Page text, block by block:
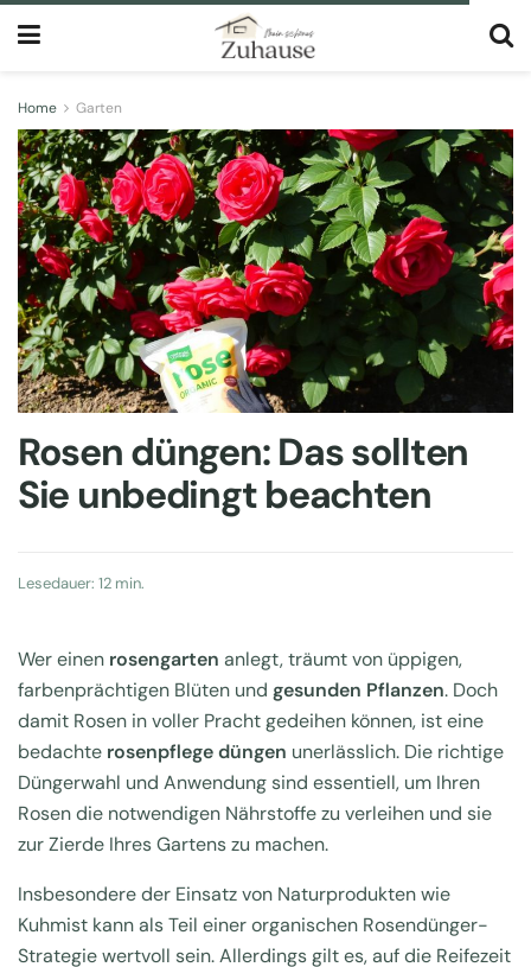
Home Garten
Rosen düngen: Das sollten
Sie unbedingt beachten
Lesedauer: 12 min.
Wer einen rosengarten anlegt, träumt von üppigen,
farbenprächtigen Blüten und gesunden Pflanzen. Doch
damit Rosen in voller Pracht gedeihen können, ist eine
bedachte rosenpflege düngen unerlässlich. Die richtige
Düngerwahl und Anwendung sind essentiell, um Ihren
Rosen die notwendigen Nährstoffe zu verleihen und sie
zur Zierde Ihres Gartens zu machen.
Insbesondere der Einsatz von Naturprodukten wie
Kuhmist kann als Teil einer organischen Rosendünger-
Strategie wertvoll sein. Allerdings gilt es, auf die Reifezeit